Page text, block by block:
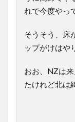
れで今度やっ
そうそう、床
ップがけはや
おお、NZは
たけれど北は